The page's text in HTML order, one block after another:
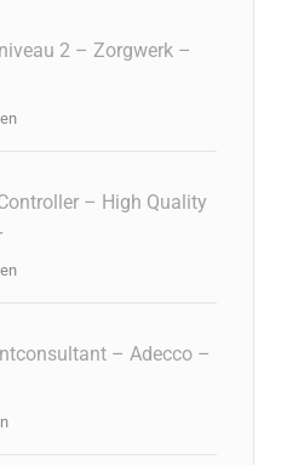
2 – Zorgwerk –
– High Quality
– Adecco –